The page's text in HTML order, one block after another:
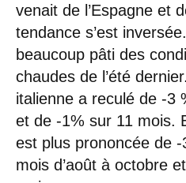
venait de l’Espagne et
tendance s’est
beaucoup pâti des
chaudes de l’été
italienne a reculé de -3
et de -1% sur 11 mois.
est plus prononcée de
mois d’août à octobre